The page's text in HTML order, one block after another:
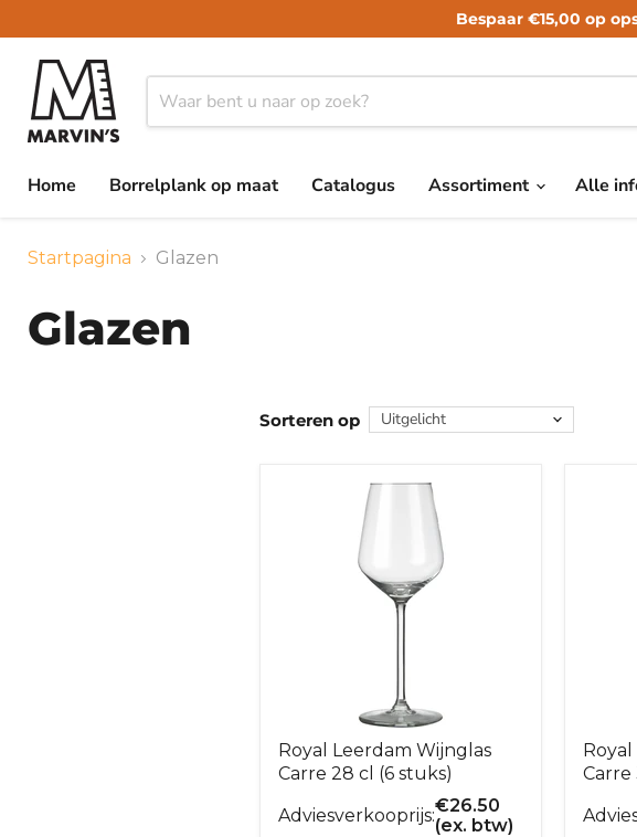
Bespaar €15,00 op
Home Borrelplank op maat Catalogus Assortiment Alle
Startpagina Glazen
Glazen
Sorteren op
Royal Leerdam Wijnglas
Carre 28 cl (6 stuks)
Adviesverkooprijs:€26.50
(ex. btw)
Carre